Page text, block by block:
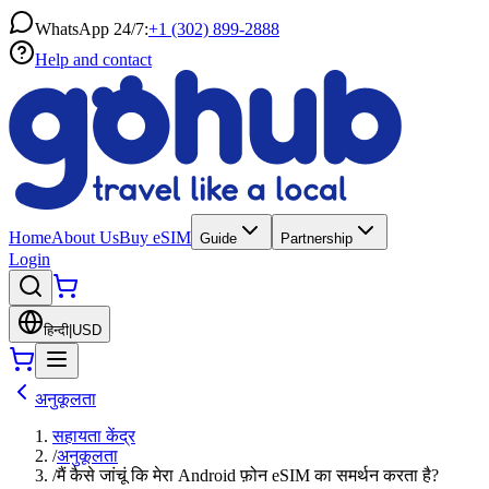
WhatsApp 24/7:+1 (302) 899-2888
Help and contact
HomeAbout UsBuy eSIM Guide Partnership
Login
हिन्दी USD
अनुकूलता
सहायता केंद्र
/अनुकूलता
/मैं कैसे जांचूं कि मेरा Android फ़ोन eSIM का समर्थन करता है?